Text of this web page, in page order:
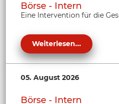
Börse - Intern
Eine Intervention für die
Weiterlesen...
05. August 2026
Börse - Intern